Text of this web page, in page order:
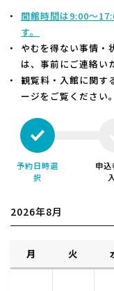
開館時間は9:00～
す。
やむを得ない事情・
は、事前にご連絡い
観覧料・入館に関す
ージをご覧ください。
予約日時選
択
申込
2026年8月
月 火